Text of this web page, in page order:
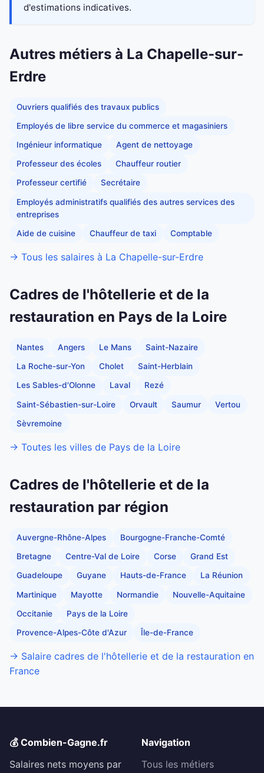
d'estimations indicatives.
Autres métiers à La Chapelle-sur-
Erdre
Ouvriers qualifiés des travaux publics
Employés de libre service du commerce et magasiniers
Ingénieur informatique Agent de nettoyage
Professeur des écoles Chauffeur routier
Professeur certifié Secrétaire
Employés administratifs qualifiés des autres services des
entreprises
Aide de cuisine Chauffeur de taxi Comptable
→ Tous les salaires à La Chapelle-sur-Erdre
Cadres de l'hôtellerie et de la
restauration en Pays de la Loire
Nantes Angers Le Mans Saint-Nazaire
La Roche-sur-Yon Cholet Saint-Herblain
Les Sables-d'Olonne Laval Rezé
Saint-Sébastien-sur-Loire Orvault Saumur Vertou
Sèvremoine
→ Toutes les villes de Pays de la Loire
Cadres de l'hôtellerie et de la
restauration par région
Auvergne-Rhône-Alpes Bourgogne-Franche-Comté
Bretagne Centre-Val de Loire Corse Grand Est
Guadeloupe Guyane Hauts-de-France La Réunion
Martinique Mayotte Normandie Nouvelle-Aquitaine
Occitanie Pays de la Loire
Provence-Alpes-Côte d'Azur Île-de-France
→ Salaire cadres de l'hôtellerie et de la restauration en
France
💰 Combien-Gagne.fr
Salaires nets moyens par
Navigation
Tous les métiers